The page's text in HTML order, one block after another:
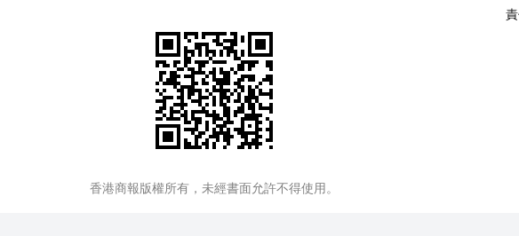
香港商報版權所有，未經書面允許不得使用。